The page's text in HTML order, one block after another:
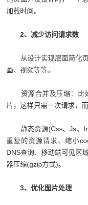
加载时间。
2、减少访问请求数
从设计实现层面简化页
画、视频等等。
资源合并及压缩：比如
片，这样只需一次请求，
静态资源(Css、Js、
重复的资源请求、缩小
DNS查询、移动端可见区
器压缩(gzip方式)。
3、优化图片处理